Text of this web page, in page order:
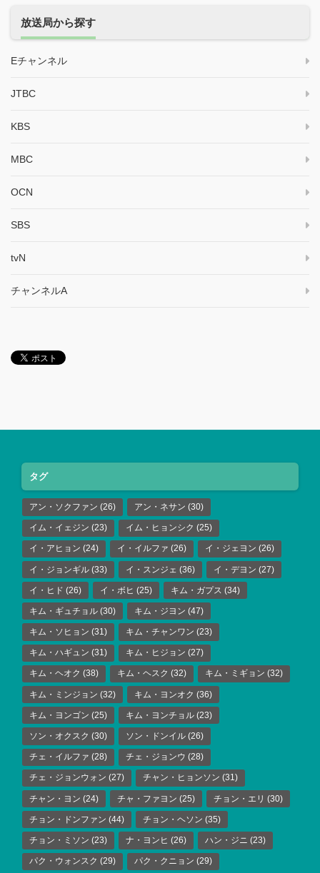
放送局から探す
Eチャンネル
JTBC
KBS
MBC
OCN
SBS
tvN
チャンネルA
タグ
アン・ソクファン (26) アン・ネサン (30)
イム・イェジン (23) イム・ヒョンシク (25)
イ・アヒョン (24) イ・イルファ (26) イ・ジェヨン (26)
イ・ジョンギル (33) イ・スンジェ (36) イ・デヨン (27)
イ・ヒド (26) イ・ボヒ (25) キム・ガプス (34)
キム・ギュチョル (30) キム・ジヨン (47)
キム・ソヒョン (31) キム・チャンワン (23)
キム・ハギュン (31) キム・ヒジョン (27)
キム・ヘオク (38) キム・ヘスク (32) キム・ミギョン (32)
キム・ミンジョン (32) キム・ヨンオク (36)
キム・ヨンゴン (25) キム・ヨンチョル (23)
ソン・オクスク (30) ソン・ドンイル (26)
チェ・イルファ (28) チェ・ジョンウ (28)
チェ・ジョンウォン (27) チャン・ヒョンソン (31)
チャン・ヨン (24) チャ・ファヨン (25) チョン・エリ (30)
チョン・ドンファン (44) チョン・ヘソン (35)
チョン・ミソン (23) ナ・ヨンヒ (26) ハン・ジニ (23)
パク・ウォンスク (29) パク・クニョン (29)